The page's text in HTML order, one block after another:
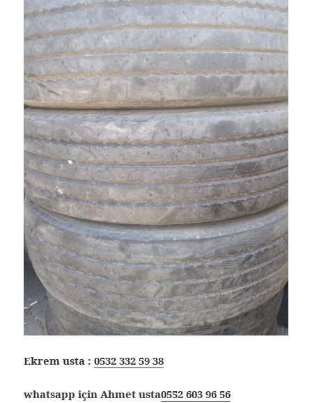
Ekrem usta :0532 332 59 38
whatsapp için Ahmet usta0552 603 96 56